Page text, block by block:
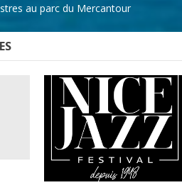
au parc du Mercantour